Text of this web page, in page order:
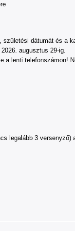
dátumát és a
augusztus 29-ig.
lenti telefonszámon!
legalább 3